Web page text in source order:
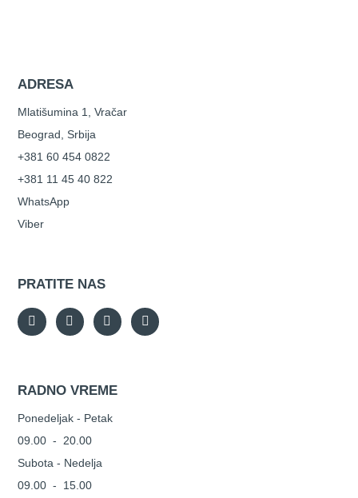
ADRESA
Mlatišumina 1, Vračar
Beograd, Srbija
+381 60 454 0822
+381 11 45 40 822
WhatsApp
Viber
PRATITE NAS
RADNO VREME
Ponedeljak - Petak
09.00 - 20.00
Subota - Nedelja
09.00 - 15.00